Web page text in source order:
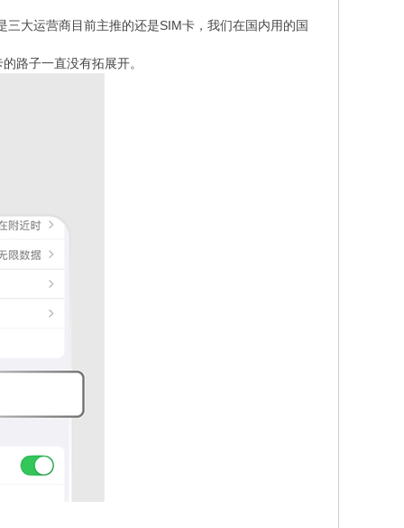
大运营商目前主推的还是SIM卡，我们在国内用的国
路子一直没有拓展开。